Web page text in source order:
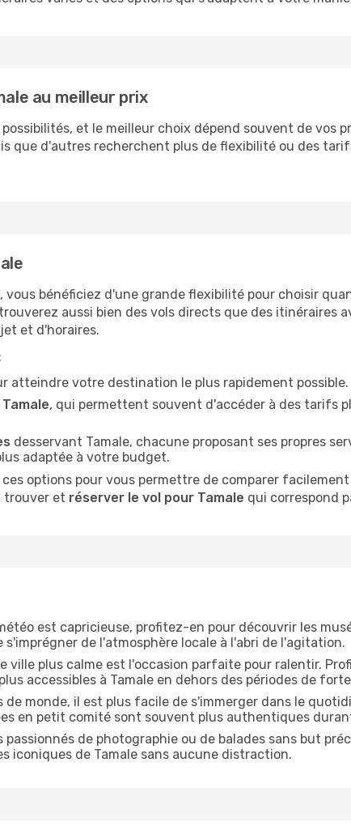
au meilleur prix
et le meilleur choix dépend souvent de vos
que d'autres recherchent plus de flexibilité ou des
vous bénéficiez d'une grande flexibilité pour choisir
aussi bien des vols directs que des itinéraires
et d'horaires.
atteindre votre destination le plus rapidement possible.
, qui permettent souvent d'accéder à des tarifs
desservant Tamale, chacune proposant ses propres
adaptée à votre budget.
options pour vous permettre de comparer facilement
trouver et réserver le vol pour Tamale qui correspond
est capricieuse, profitez-en pour découvrir les
s'imprégner de l'atmosphère locale à l'abri de l'agitation.
ville plus calme est l'occasion parfaite pour ralentir.
accessibles à Tamale en dehors des périodes de
de monde, il est plus facile de s'immerger dans le
en petit comité sont souvent plus authentiques
passionnés de photographie ou de balades sans but
iconiques de Tamale sans aucune distraction.